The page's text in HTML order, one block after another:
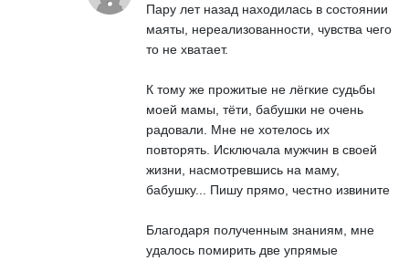
Пару лет назад находилась в состоянии
маяты, нереализованности, чувства чего
то не хватает.
К тому же прожитые не лёгкие судьбы
моей мамы, тёти, бабушки не очень
радовали. Мне не хотелось их
повторять. Исключала мужчин в своей
жизни, насмотревшись на маму,
бабушку... Пишу прямо, честно извините
Благодаря полученным знаниям, мне
удалось помирить две упрямые